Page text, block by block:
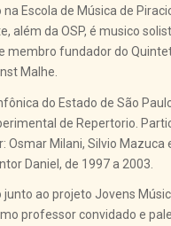
Escola de Música de
além da OSP, é musico
membro fundador do
Malhe.
do Estado de São
de Repertorio.
Osmar Milani, Silvio Mazuca
Daniel, de 1997 a 2003.
ao projeto Jovens
professor convidado e